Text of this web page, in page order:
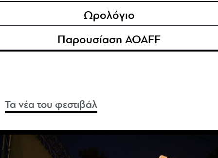
Ωρολόγιο
Παρουσίαση AOAFF
Τα νέα του φεστιβάλ